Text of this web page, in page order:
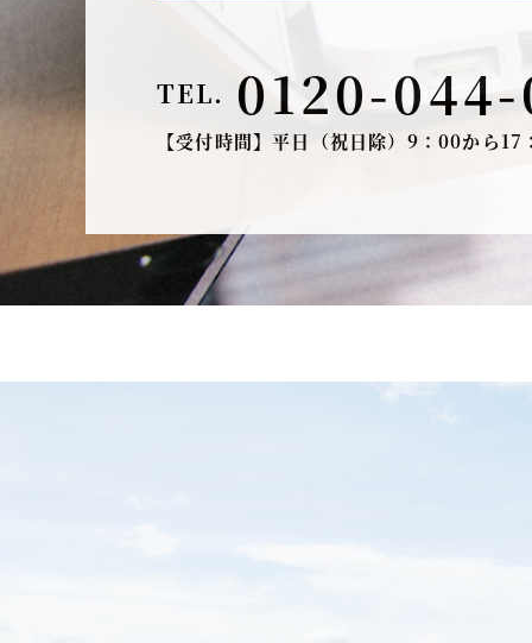
TEL. 0120-
【受付時間】平日（祝日除）9：00から17